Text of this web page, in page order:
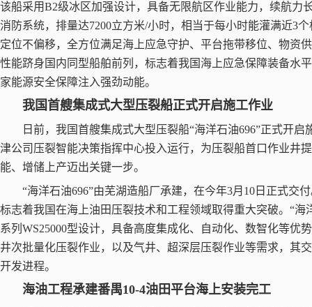
该船采用B2级冰区加强设计，具备无限航区作业能力，续航力
消防系统，排量达7200立方米/小时，相当于每小时能灌满近3个
定位不偏移，全方位满足海上应急守护、平台拖带移位、物资
性能跻身国内同型船舶前列，标志着我国海上应急保障装备水
家能源安全保障注入强劲动能。
我国首艘集成式大型压裂船正式开启施工作业
日前，我国首艘集成式大型压裂船“海洋石油696”正式开启
津公司压裂智能决策指挥中心投入运行，为压裂船首口作业井
能、增储上产迈出关键一步。
“海洋石油696”由芜湖造船厂承建，在今年3月 10 日正式交
标志着我国在海上油田压裂技术和工程领域取得重大突破。 “海
系列 WS25000型设计，具备高度集成化、自动化、数智化等优
井次批量化压裂作业，以及气井、超深层压裂作业等需求，其
开发进程。
海油工程承建番禺10-4油田平台海上安装完工